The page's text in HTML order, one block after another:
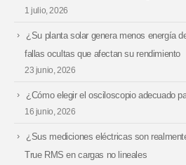
1 julio, 2026
¿Su planta solar genera menos energía
fallas ocultas que afectan su rendimiento
23 junio, 2026
¿Cómo elegir el osciloscopio adecuado
16 junio, 2026
¿Sus mediciones eléctricas son
True RMS en cargas no lineales